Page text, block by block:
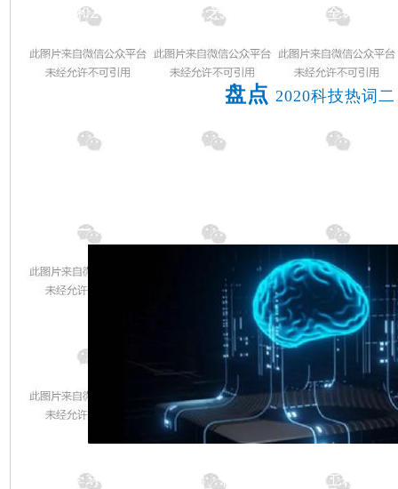
TE）和2G（GSM）系统之后的延伸。随着全球新一
设施。
盘点 2020科技热词二
人工智能
机器学习、自动定理证明、模式识别、知识工程、智